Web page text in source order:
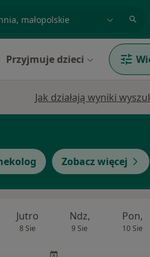
Przyjmuje dzieci
Jak działają wyniki
Zobacz więcej
Jutro
8 Sie
Ndz,
9 Sie
Pon,
10 Sie